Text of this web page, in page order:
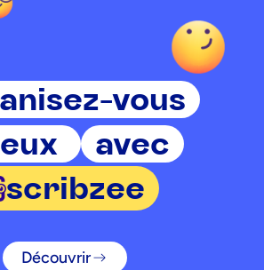
vous
avec
scribzee
Découvrir